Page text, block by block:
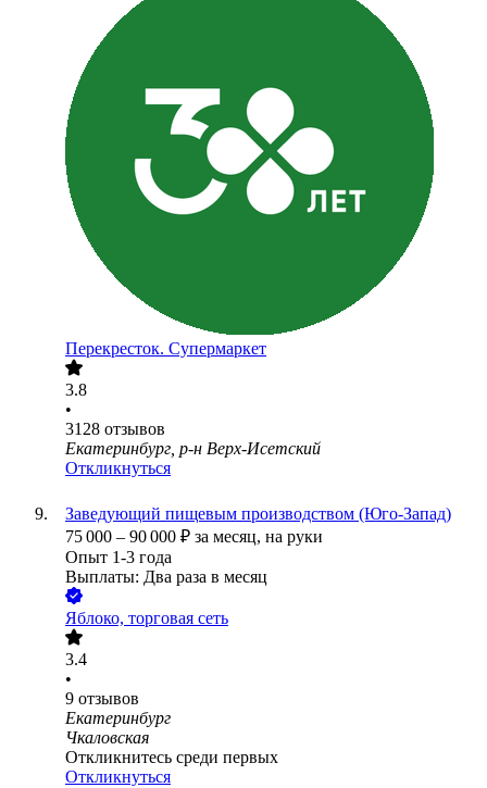
Перекресток. Супермаркет
3.8
•
3128 отзывов
Екатеринбург, р-н Верх-Исетский
Откликнуться
Заведующий пищевым производством (Юго-Запад)
75 000 – 90 000 ₽ за месяц, на руки
Опыт 1-3 года
Выплаты: Два раза в месяц
Яблоко, торговая сеть
3.4
•
9 отзывов
Екатеринбург
Чкаловская
Откликнитесь среди первых
Откликнуться